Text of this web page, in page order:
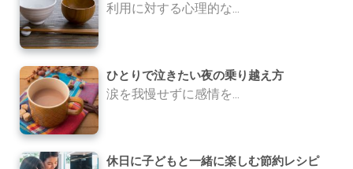
利用に対する心理的な...
ひとりで泣きたい夜の乗り越え方
涙を我慢せずに感情を...
休日に子どもと一緒に楽しむ節約レシピ